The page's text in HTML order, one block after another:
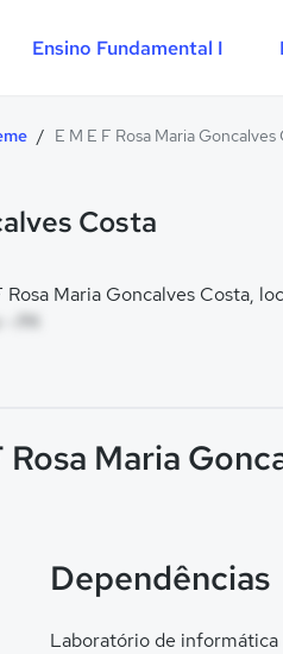
Ensino Fundamental I
/ E M E F Rosa Maria Goncalves
Costa
Maria Goncalves Costa,
PA
Maria
Dependências
Laboratório de informática